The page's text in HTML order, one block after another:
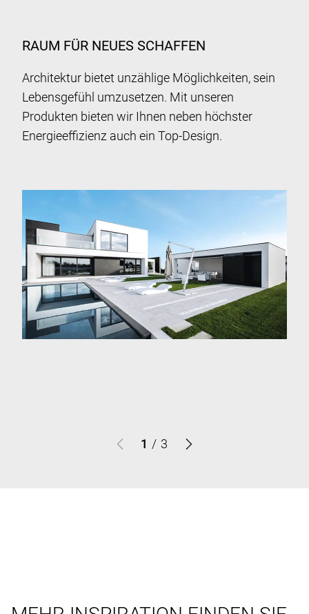
RAUM FÜR NEUES SCHAFFEN
Architektur bietet unzählige Möglichkeiten, sein
Lebensgefühl umzusetzen. Mit unseren
Produkten bieten wir Ihnen neben höchster
Energieeffizienz auch ein Top-Design.
1 / 3